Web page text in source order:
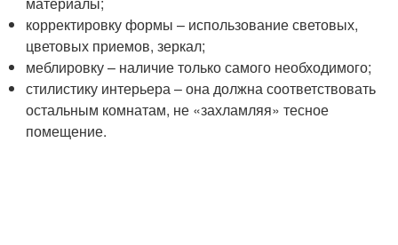
корректировку формы – использование световых,
цветовых приемов, зеркал;
меблировку – наличие только самого необходимого;
стилистику интерьера – она должна соответствовать
остальным комнатам, не «захламляя» тесное
помещение.